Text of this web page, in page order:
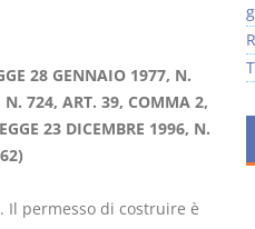
28 GENNAIO 1977, N.
N. 724, ART. 39, COMMA 2,
23 DICEMBRE 1996, N.
Il permesso di costruire è
Persone